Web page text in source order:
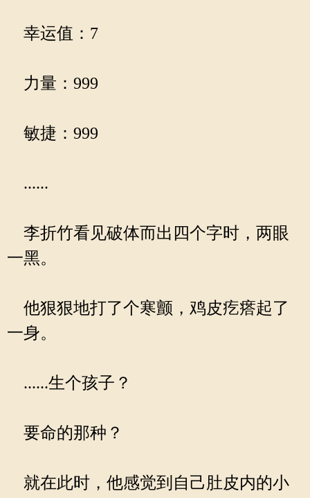
幸运值：7
力量：999
敏捷：999
......
李折竹看见破体而出四个字时，两眼
一黑。
他狠狠地打了个寒颤，鸡皮疙瘩起了
一身。
......生个孩子？
要命的那种？
就在此时，他感觉到自己肚皮内的小